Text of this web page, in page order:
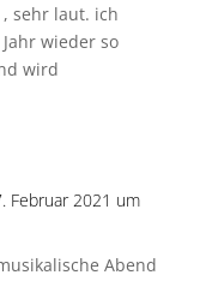
sehr laut. ich
wieder so
wird
Februar 2021 um
Abend